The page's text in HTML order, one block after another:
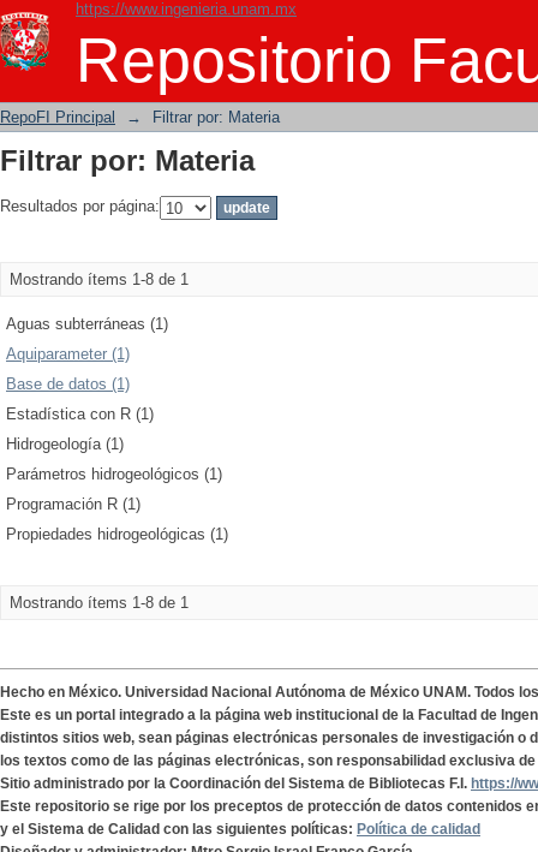
https://www.ingenieria.unam.mx
Repositorio
Filtrar por: Materia
RepoFI Principal → Filtrar por: Materia
Filtrar por: Materia
Resultados por página:
Mostrando ítems 1-8 de 1
Aguas subterráneas (1)
Aquiparameter (1)
Base de datos (1)
Estadística con R (1)
Hidrogeología (1)
Parámetros hidrogeológicos (1)
Programación R (1)
Propiedades hidrogeológicas (1)
Mostrando ítems 1-8 de 1
Hecho en México. Universidad Nacional Autónoma de México UNAM. Todos
Este es un portal integrado a la página web institucional de la Facultad de
distintos sitios web, sean páginas electrónicas personales de investigación o
los textos como de las páginas electrónicas, son responsabilidad exclusiva
Sitio administrado por la Coordinación del Sistema de Bibliotecas F.I. https://
Este repositorio se rige por los preceptos de protección de datos contenidos
y el Sistema de Calidad con las siguientes políticas: Política de calidad